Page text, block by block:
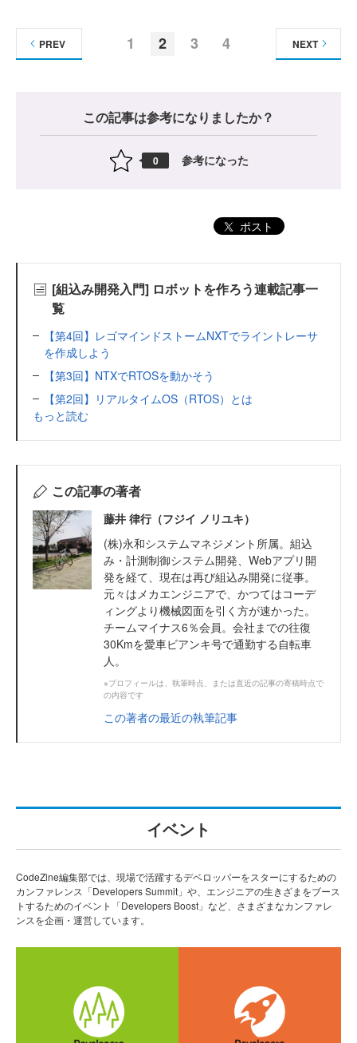
1 2 3 4
PREV NEXT
この記事は参考になりましたか？
0 参考になった
ポスト
[組込み開発入門] ロボットを作ろう連載記事一
覧
【第4回】レゴマインドストームNXTでライントレーサ
を作成しよう
【第3回】NTXでRTOSを動かそう
【第2回】リアルタイムOS（RTOS）とは
もっと読む
この記事の著者
藤井 律行（フジイ ノリユキ）
(株)永和システムマネジメント所属。組込
み・計測制御システム開発、Webアプリ開
発を経て、現在は再び組込み開発に従事。
元々はメカエンジニアで、かつてはコーデ
ィングより機械図面を引く方が速かった。
チームマイナス6％会員。会社までの往復
30Kmを愛車ビアンキ号で通勤する自転車
人。
※プロフィールは、執筆時点、または直近の記事の寄稿時点で
の内容です
この著者の最近の執筆記事
イベント
CodeZine編集部では、現場で活躍するデベロッパーをスターにするための
カンファレンス「Developers Summit」や、エンジニアの生きざまをブース
トするためのイベント「Developers Boost」など、さまざまなカンファレ
ンスを企画・運営しています。